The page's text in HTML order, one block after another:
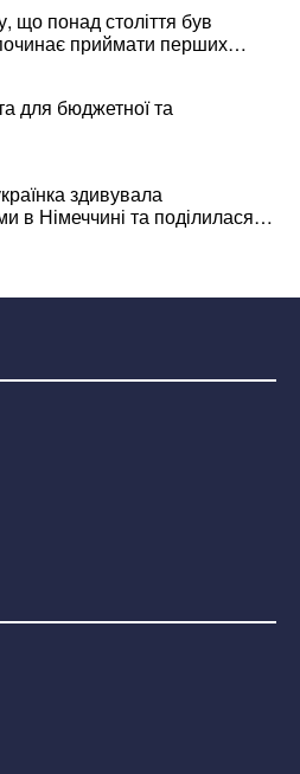
що понад століття був
приймати перших
для бюджетної та
здивувала
в Німеччині та поділилася